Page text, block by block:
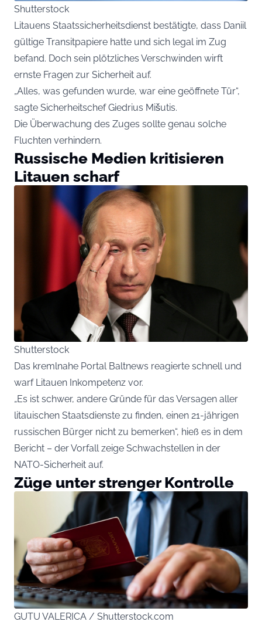
Shutterstock
Litauens Staatssicherheitsdienst bestätigte, dass Daniil
gültige Transitpapiere hatte und sich legal im Zug
befand. Doch sein plötzliches Verschwinden wirft
ernste Fragen zur Sicherheit auf.
„Alles, was gefunden wurde, war eine geöffnete Tür“,
sagte Sicherheitschef Giedrius Mišutis.
Die Überwachung des Zuges sollte genau solche
Fluchten verhindern.
Russische Medien kritisieren
Litauen scharf
Shutterstock
Das kremlnahe Portal Baltnews reagierte schnell und
warf Litauen Inkompetenz vor.
„Es ist schwer, andere Gründe für das Versagen aller
litauischen Staatsdienste zu finden, einen 21-jährigen
russischen Bürger nicht zu bemerken“, hieß es in dem
Bericht – der Vorfall zeige Schwachstellen in der
NATO-Sicherheit auf.
Züge unter strenger Kontrolle
GUTU VALERICA / Shutterstock.com